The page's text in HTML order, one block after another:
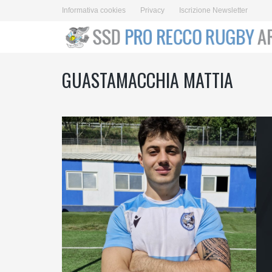
Informativa cookies Privacy Iscrizione Newsletter
GUASTAMACCHIA MATTIA